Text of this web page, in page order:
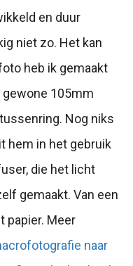
en duur
niet zo. Het kan
heb ik gemaakt
105mm
Nog niks
hem in het gebruik
die het licht
gemaakt. Van een
papier. Meer
naar